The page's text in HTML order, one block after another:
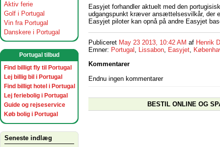
Aktiv ferie
Golf i Portugal
Vin fra Portugal
Danskere i Portugal
Portugal tilbud
Find billigt fly til Portugal
Lej billig bil i Portugal
Find billigt hotel i Portugal
Lej feriebolig i Portugal
Guide og rejseservice
Køb bolig i Portugal
Seneste indlæg
Easyjet forhandler aktuelt med den
udgangspunkt kræver ansættelsesvilkår, der
Easyjet piloter kan opnå på andre Easyjet
Publiceret May 23 2013, 10:42 AM af Henrik
Emner: Portugal , Lissabon, Easyjet,
Kommentarer
Endnu ingen kommentarer
BESTIL ONLINE OG